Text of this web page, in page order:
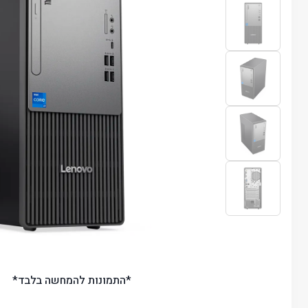
*התמונות להמחשה בלבד*